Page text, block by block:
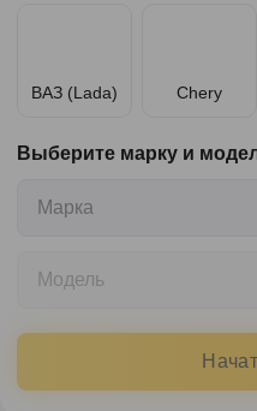
ВАЗ (Lada) Chery
Выберите марку и
Марка
Модель